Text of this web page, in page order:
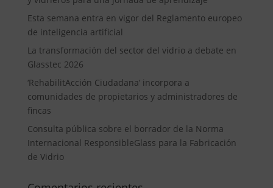
Esta semana entra en vigor del Reglamento europeo
de inteligencia artificial
La transformación del sector del vidrio a debate en
Glasstec 2026
‘RehabilitAcción Ciudadana’ incorpora a
comunidades de propietarios y administradores de
fincas
Consulta pública sobre el borrador de la Norma
Internacional ResponsibleGlass para la Fabricación
de Vidrio